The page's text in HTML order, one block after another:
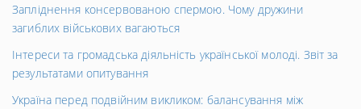
Запліднення консервованою спермою. Чому дружини
загиблих військових вагаються
Інтереси та громадська діяльність української молоді. Звіт за
результатами опитування
Україна перед подвійним викликом: балансування між